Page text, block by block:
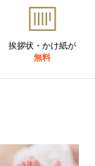
挨拶状・かけ紙が
無料